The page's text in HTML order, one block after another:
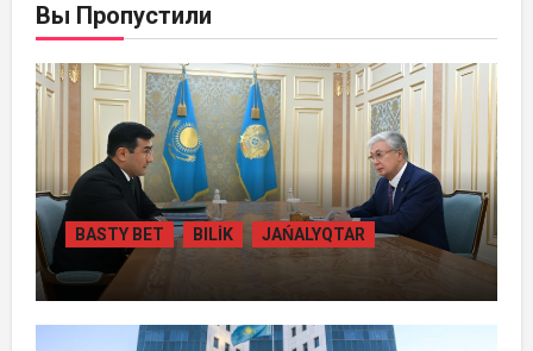
Вы Пропустили
BASTY BET BILİK JAŃALYQTAR
ПРЕЗИДЕНТ «БӘЙТЕРЕК» ХОЛДИНГІНІҢ
БАСШЫСЫН ҚАБЫЛДАДЫ